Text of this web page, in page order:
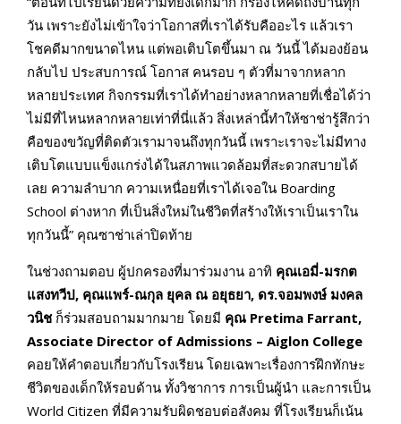
วัน เพราะยังไม่เข้าใจว่าโอกาสที่เราได้รับคืออะไร แล้วเรา
โชคดีมากขนาดไหน แต่พอเติบโตขึ้นมา ณ วันนี้ ได้มองย้อน
กลับไป ประสบการณ์ โอกาส คนรอบ ๆ ตัวที่มาจากหลาก
หลายประเทศ กิจกรรมที่เราได้ทำอย่างหลากหลายที่เชื่อได้ว่า
ไม่มีที่ไหนหลากหลายเท่าที่นี่แล้ว สิ่งเหล่านี้ทำให้ซาช่ารู้สึกว่า
คือของขวัญที่ติดตัวเรามาจนถึงทุกวันนี้ เพราะเราจะไม่มีทาง
เติบโตแบบแข็งแกร่งได้ในสภาพแวดล้อมที่สะดวกสบายได้
เลย ความลำบาก ความเหนื่อยที่เราได้เจอใน Boarding
School ต่างหาก ที่เป็นสิ่งใหม่ในชีวิตที่สร้างให้เราเป็นเราใน
ทุกวันนี้” คุณซาช่าเล่าปิดท้าย
ในช่วงถามตอบ ผู้ปกครองที่มาร่วมงาน อาทิ คุณเอมี่-มรกต
แสงทวีป, คุณแพร์-ณกุล ยุคล ณ อยุธยา, ดร.จอมพงษ์ มงคล
วนิช ก็ร่วมสอบถามมากมาย โดยมี คุณ Pretima Farrant,
Associate Director of Admissions – Aiglon College
คอยให้คำตอบเกี่ยวกับโรงเรียน โดยเฉพาะเรื่องการฝึกทักษะ
ชีวิตของเด็กให้รอบด้าน ทั้งวิชาการ การเป็นผู้นำ และการเป็น
World Citizen ที่มีความรับผิดชอบต่อสังคม ที่โรงเรียนก็เน้น